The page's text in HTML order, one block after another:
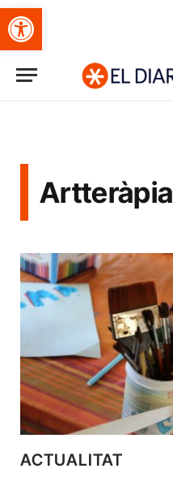
Obre la barra d'eines
Artteràpia
ACTUALITAT